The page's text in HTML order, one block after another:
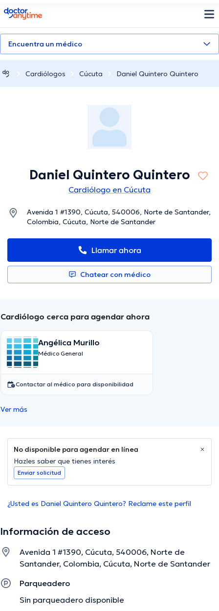
doctoranytime
Encuentra un médico
Cardiólogos Cúcuta Daniel Quintero Quintero
Daniel Quintero Quintero
Cardiólogo en Cúcuta
Avenida 1 #1390, Cúcuta, 540006, Norte de Santander,
Colombia, Cúcuta, Norte de Santander
Llamar ahora
Chatear con médico
Cardiólogo cerca para agendar ahora
Angélica Murillo
Médico General
Contactar al médico para disponibilidad
Ver más
No disponible para agendar en línea
Hazles saber que tienes interés
Enviar solicitud
¿Usted es Daniel Quintero Quintero? Reclame este perfil
Información de acceso
Avenida 1 #1390, Cúcuta, 540006, Norte de
Santander, Colombia, Cúcuta, Norte de Santander
Parqueadero
Sin parqueadero disponible